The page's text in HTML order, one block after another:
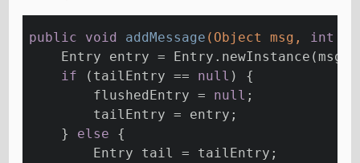
public void addMessage (Object msg, int
Entry entry = Entry.newInstance(msg,
if (tailEntry == null ) {
        flushedEntry =
null ;
        tailEntry = entry;
    }
else {
        Entry tail = tailEntry;